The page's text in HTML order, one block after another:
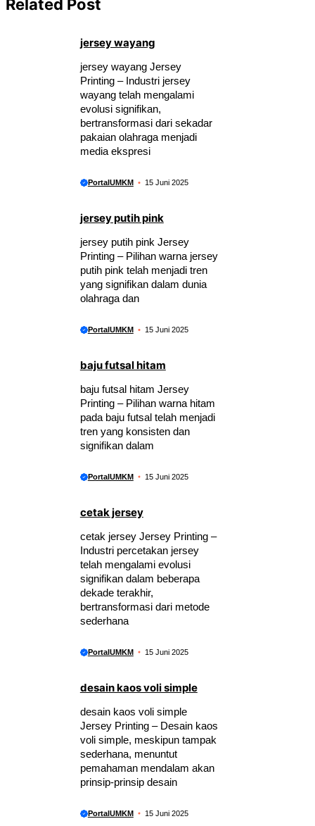
Related Post
jersey wayang
jersey wayang Jersey
Printing – Industri jersey
wayang telah mengalami
evolusi signifikan,
bertransformasi dari sekadar
pakaian olahraga menjadi
media ekspresi
PortalUMKM 15 Juni 2025
jersey putih pink
jersey putih pink Jersey
Printing – Pilihan warna jersey
putih pink telah menjadi tren
yang signifikan dalam dunia
olahraga dan
PortalUMKM 15 Juni 2025
baju futsal hitam
baju futsal hitam Jersey
Printing – Pilihan warna hitam
pada baju futsal telah menjadi
tren yang konsisten dan
signifikan dalam
PortalUMKM 15 Juni 2025
cetak jersey
cetak jersey Jersey Printing –
Industri percetakan jersey
telah mengalami evolusi
signifikan dalam beberapa
dekade terakhir,
bertransformasi dari metode
sederhana
PortalUMKM 15 Juni 2025
desain kaos voli simple
desain kaos voli simple
Jersey Printing – Desain kaos
voli simple, meskipun tampak
sederhana, menuntut
pemahaman mendalam akan
prinsip-prinsip desain
PortalUMKM 15 Juni 2025